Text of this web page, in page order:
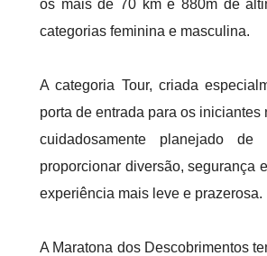
os mais de 70 km e 880m de
categorias feminina e masculina.
A categoria Tour, criada
porta de entrada para os
cuidadosamente planejado
proporcionar diversão, segurança
experiência mais leve e prazerosa.
A Maratona dos Descobrimentos